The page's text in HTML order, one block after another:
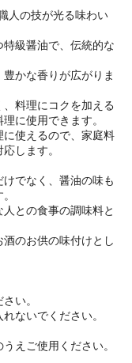
人の技が光る味わい
級醤油で、伝統的な
かな香りが広がりま
料理にコクを加える
に使用できます。
使えるので、家庭料
します。
でなく、醤油の味も
との食事の調味料と
のお供の味付けとし
い。
ないでください。
えご使用ください。